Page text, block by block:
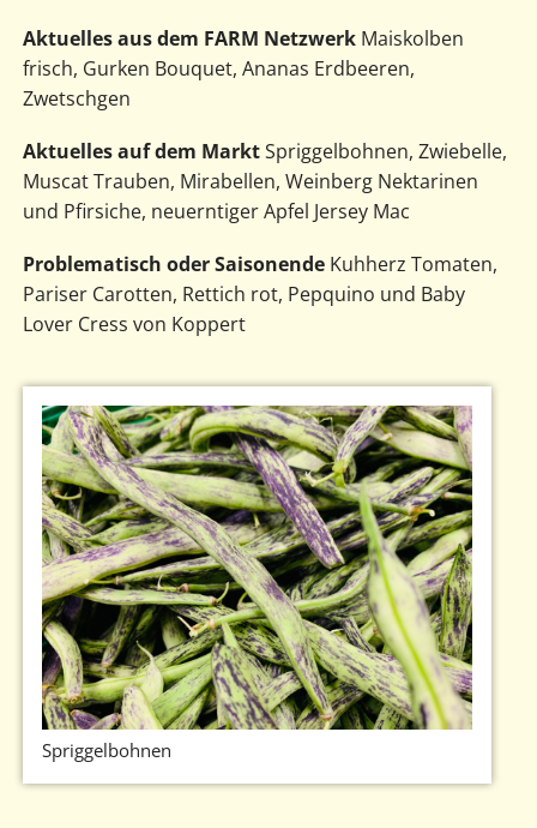
Aktuelles aus dem FARM NetzwerkMaiskolben
frisch, Gurken Bouquet, Ananas Erdbeeren,
Zwetschgen
Aktuelles auf dem MarktSpriggelbohnen, Zwiebelle,
Muscat Trauben, Mirabellen, Weinberg Nektarinen
und Pfirsiche, neuerntiger Apfel Jersey Mac
Problematisch oder SaisonendeKuhherz Tomaten,
Pariser Carotten, Rettich rot, Pepquino und Baby
Lover Cress von Koppert
Spriggelbohnen